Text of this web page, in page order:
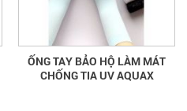
ỐNG TAY BẢO HỘ LÀM MÁT
CHỐNG TIA UV AQUAX